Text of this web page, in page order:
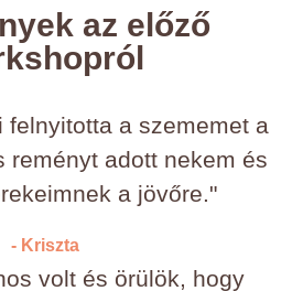
az előző
felnyitotta a szememet a
reményt adott nekem és
a jövőre."
- Kriszta
volt és örülök, hogy